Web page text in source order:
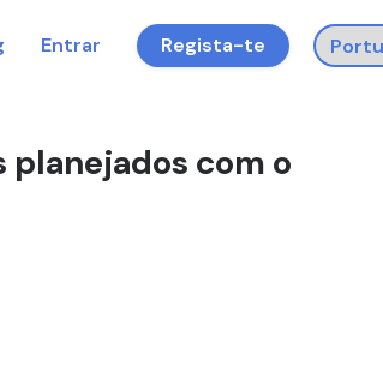
Regista-te
Entrar
planejados com o